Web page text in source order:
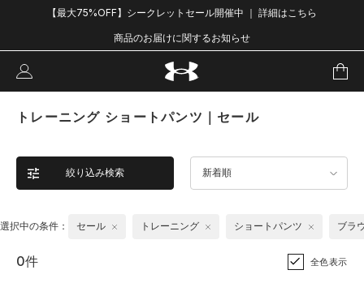
【最大75%OFF】シークレットセール開催中 ｜ 詳細はこちら
商品のお届けに関するお知らせ
トレーニング ショートパンツ｜セール
絞り込み検索 新着順
選択中の条件： セール トレーニング ショートパンツ ブラ
0件 全色表示